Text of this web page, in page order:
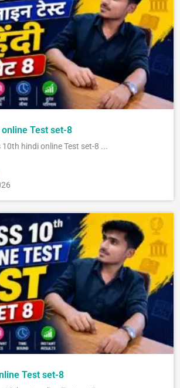
Test set-8
10th hindi online Test set-8 ...
Test set-8